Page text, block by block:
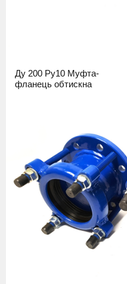
Ду 200 Ру10 Муфта-
фланець обтискна